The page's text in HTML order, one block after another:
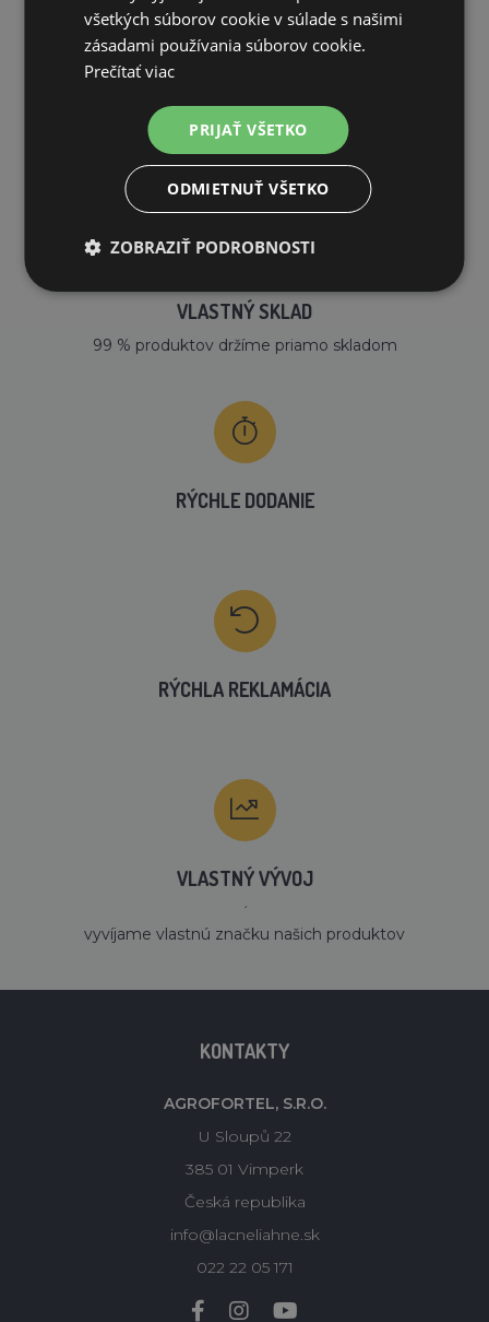
DOPRAVA ZDARMA
na všetky objednávky od 200€ vrátane DPH.
VLASTNÝ SKLAD
99 % produktov držíme priamo skladom
RÝCHLE DODANIE
RÝCHLA REKLAMÁCIA
VLASTNÝ VÝVOJ
´
vyvíjame vlastnú značku našich produktov
KONTAKTY
AGROFORTEL, S.R.O.
U Sloupů 22
385 01 Vimperk
Česká republika
info@lacneliahne.sk
022 22 05 171
všetkých súborov cookie v súlade s našimi
zásadami používania súborov cookie.
Prečítať viac
PRIJAŤ VŠETKO
ODMIETNUŤ VŠETKO
ZOBRAZIŤ PODROBNOSTI